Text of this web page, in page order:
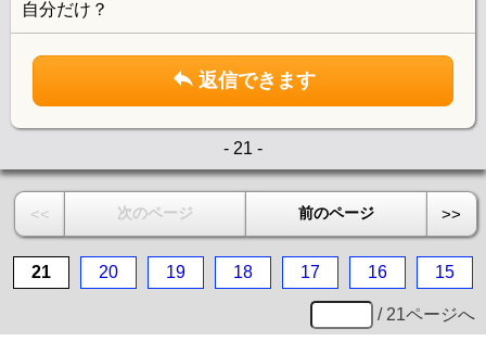
自分だけ？
返信できます
- 21 -
<< 次のページ 前のページ >>
21 20 19 18 17 16 15
/ 21ページへ